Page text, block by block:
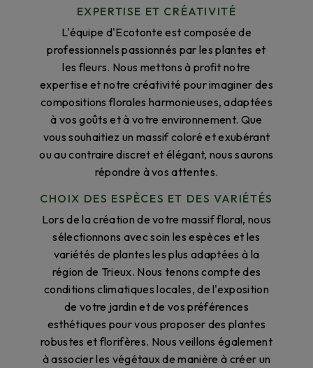
EXPERTISE ET CRÉATIVITÉ
L'équipe d'Ecotonte est composée de
professionnels passionnés par les plantes et
les fleurs. Nous mettons à profit notre
expertise et notre créativité pour imaginer des
compositions florales harmonieuses, adaptées
à vos goûts et à votre environnement. Que
vous souhaitiez un massif coloré et exubérant
ou au contraire discret et élégant, nous saurons
répondre à vos attentes.
CHOIX DES ESPÈCES ET DES VARIÉTÉS
Lors de la création de votre massif floral, nous
sélectionnons avec soin les espèces et les
variétés de plantes les plus adaptées à la
région de Trieux. Nous tenons compte des
conditions climatiques locales, de l'exposition
de votre jardin et de vos préférences
esthétiques pour vous proposer des plantes
robustes et florifères. Nous veillons également
à associer les végétaux de manière à créer un